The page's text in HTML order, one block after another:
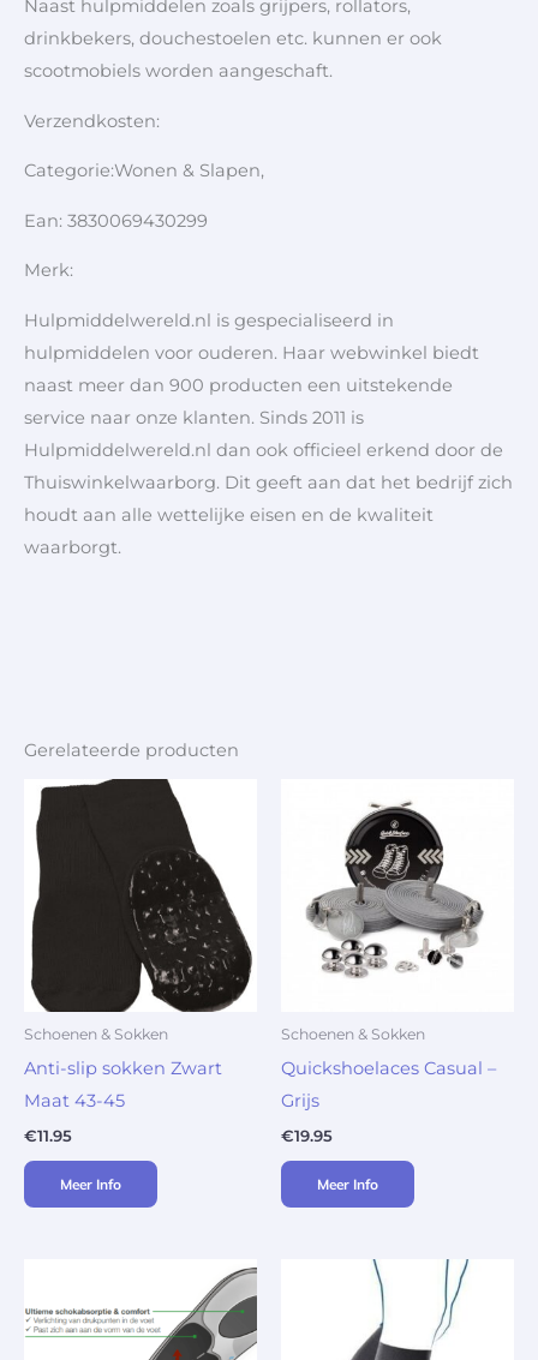
Naast hulpmiddelen zoals grijpers, rollators,
drinkbekers, douchestoelen etc. kunnen er ook
scootmobiels worden aangeschaft.
Verzendkosten:
Categorie:Wonen & Slapen,
Ean: 3830069430299
Merk:
Hulpmiddelwereld.nl is gespecialiseerd in
hulpmiddelen voor ouderen. Haar webwinkel biedt
naast meer dan 900 producten een uitstekende
service naar onze klanten. Sinds 2011 is
Hulpmiddelwereld.nl dan ook officieel erkend door de
Thuiswinkelwaarborg. Dit geeft aan dat het bedrijf zich
houdt aan alle wettelijke eisen en de kwaliteit
waarborgt.
Gerelateerde producten
Schoenen & Sokken
Anti-slip sokken Zwart
Maat 43-45
€11.95
Meer Info
Schoenen & Sokken
Quickshoelaces Casual –
Grijs
€19.95
Meer Info